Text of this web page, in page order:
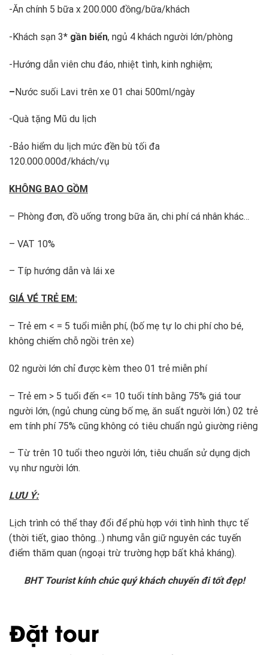
-Ăn chính 5 bữa x 200.000 đồng/bữa/khách
-Khách sạn 3* gần biển, ngủ 4 khách người lớn/phòng
-Hướng dẫn viên chu đáo, nhiệt tình, kinh nghiệm;
–Nước suối Lavi trên xe 01 chai 500ml/ngày
-Quà tặng Mũ du lịch
-Bảo hiểm du lịch mức đền bù tối đa
120.000.000đ/khách/vụ
KHÔNG BAO GỒM
– Phòng đơn, đồ uống trong bữa ăn, chi phí cá nhân khác…
– VAT 10%
– Típ hướng dẫn và lái xe
GIÁ VÉ TRẺ EM:
– Trẻ em < = 5 tuổi miễn phí, (bố mẹ tự lo chi phí cho bé,
không chiếm chỗ ngồi trên xe)
02 người lớn chỉ được kèm theo 01 trẻ miễn phí
– Trẻ em > 5 tuổi đến <= 10 tuổi tính bằng 75% giá tour
người lớn, (ngủ chung cùng bố mẹ, ăn suất người lớn.) 02 trẻ
em tính phí 75% cũng không có tiêu chuẩn ngủ giường riêng
– Từ trên 10 tuổi theo người lớn, tiêu chuẩn sử dụng dịch
vụ như người lớn.
LƯU Ý:
Lịch trình có thể thay đổi để phù hợp với tình hình thực tế
(thời tiết, giao thông…) nhưng vẫn giữ nguyên các tuyến
điểm thăm quan (ngoại trừ trường hợp bất khả kháng).
BHT Tourist kính chúc quý khách chuyến đi tốt đẹp!
Đặt tour